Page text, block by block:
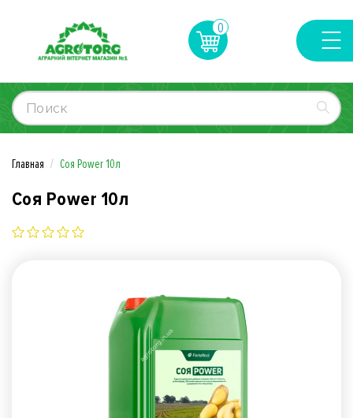
0
Главная Соя Power 10л
Соя Power 10л